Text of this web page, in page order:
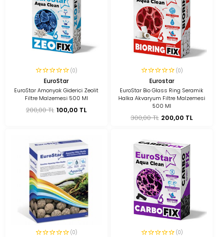
(0)
EuroStar
EuroStar Amonyak Giderici Zeolit
Filtre Malzemesi 500 Ml
200,00 TL 100,00 TL
(0)
Eurostar
EuroStar Bio Glass Ring Seramik
Halka Akvaryum Filtre Malzemesi
500 Ml
300,00 TL 200,00 TL
(0) (0)